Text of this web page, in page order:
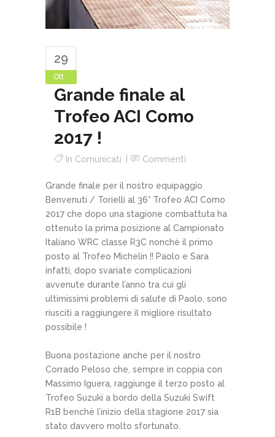
29
Ott
Grande finale al
Trofeo ACI Como
2017 !
In Comunicati Commenti
Grande finale per il nostro equipaggio
Benvenuti / Torielli al 36° Trofeo ACI Como
2017 che dopo una stagione combattuta ha
ottenuto la prima posizione al Campionato
Italiano WRC classe R3C nonchè il primo
posto al Trofeo Michelin !! Paolo e Sara
infatti, dopo svariate complicazioni
avvenute durante l’anno tra cui gli
ultimissimi problemi di salute di Paolo, sono
riusciti a raggiungere il migliore risultato
possibile !
Buona postazione anche per il nostro
Corrado Peloso che, sempre in coppia con
Massimo Iguera, raggiunge il terzo posto al
Trofeo Suzuki a bordo della Suzuki Swift
R1B benchè l’inizio della stagione 2017 sia
stato davvero molto sfortunato.